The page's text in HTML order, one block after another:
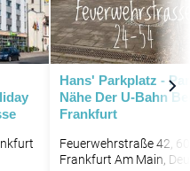
Hans' Parkplatz -
Nähe Der U-Bahn
Frankfurt
Feuerwehrstraße 42,
Frankfurt Am Main,